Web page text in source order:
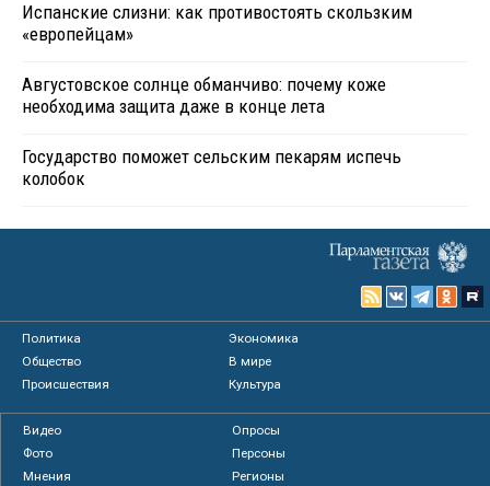
Испанские слизни: как противостоять скользким
«европейцам»
Августовское солнце обманчиво: почему коже
необходима защита даже в конце лета
Государство поможет сельским пекарям испечь
колобок
Политика
Экономика
Общество
В мире
Происшествия
Культура
Видео
Опросы
Фото
Персоны
Мнения
Регионы